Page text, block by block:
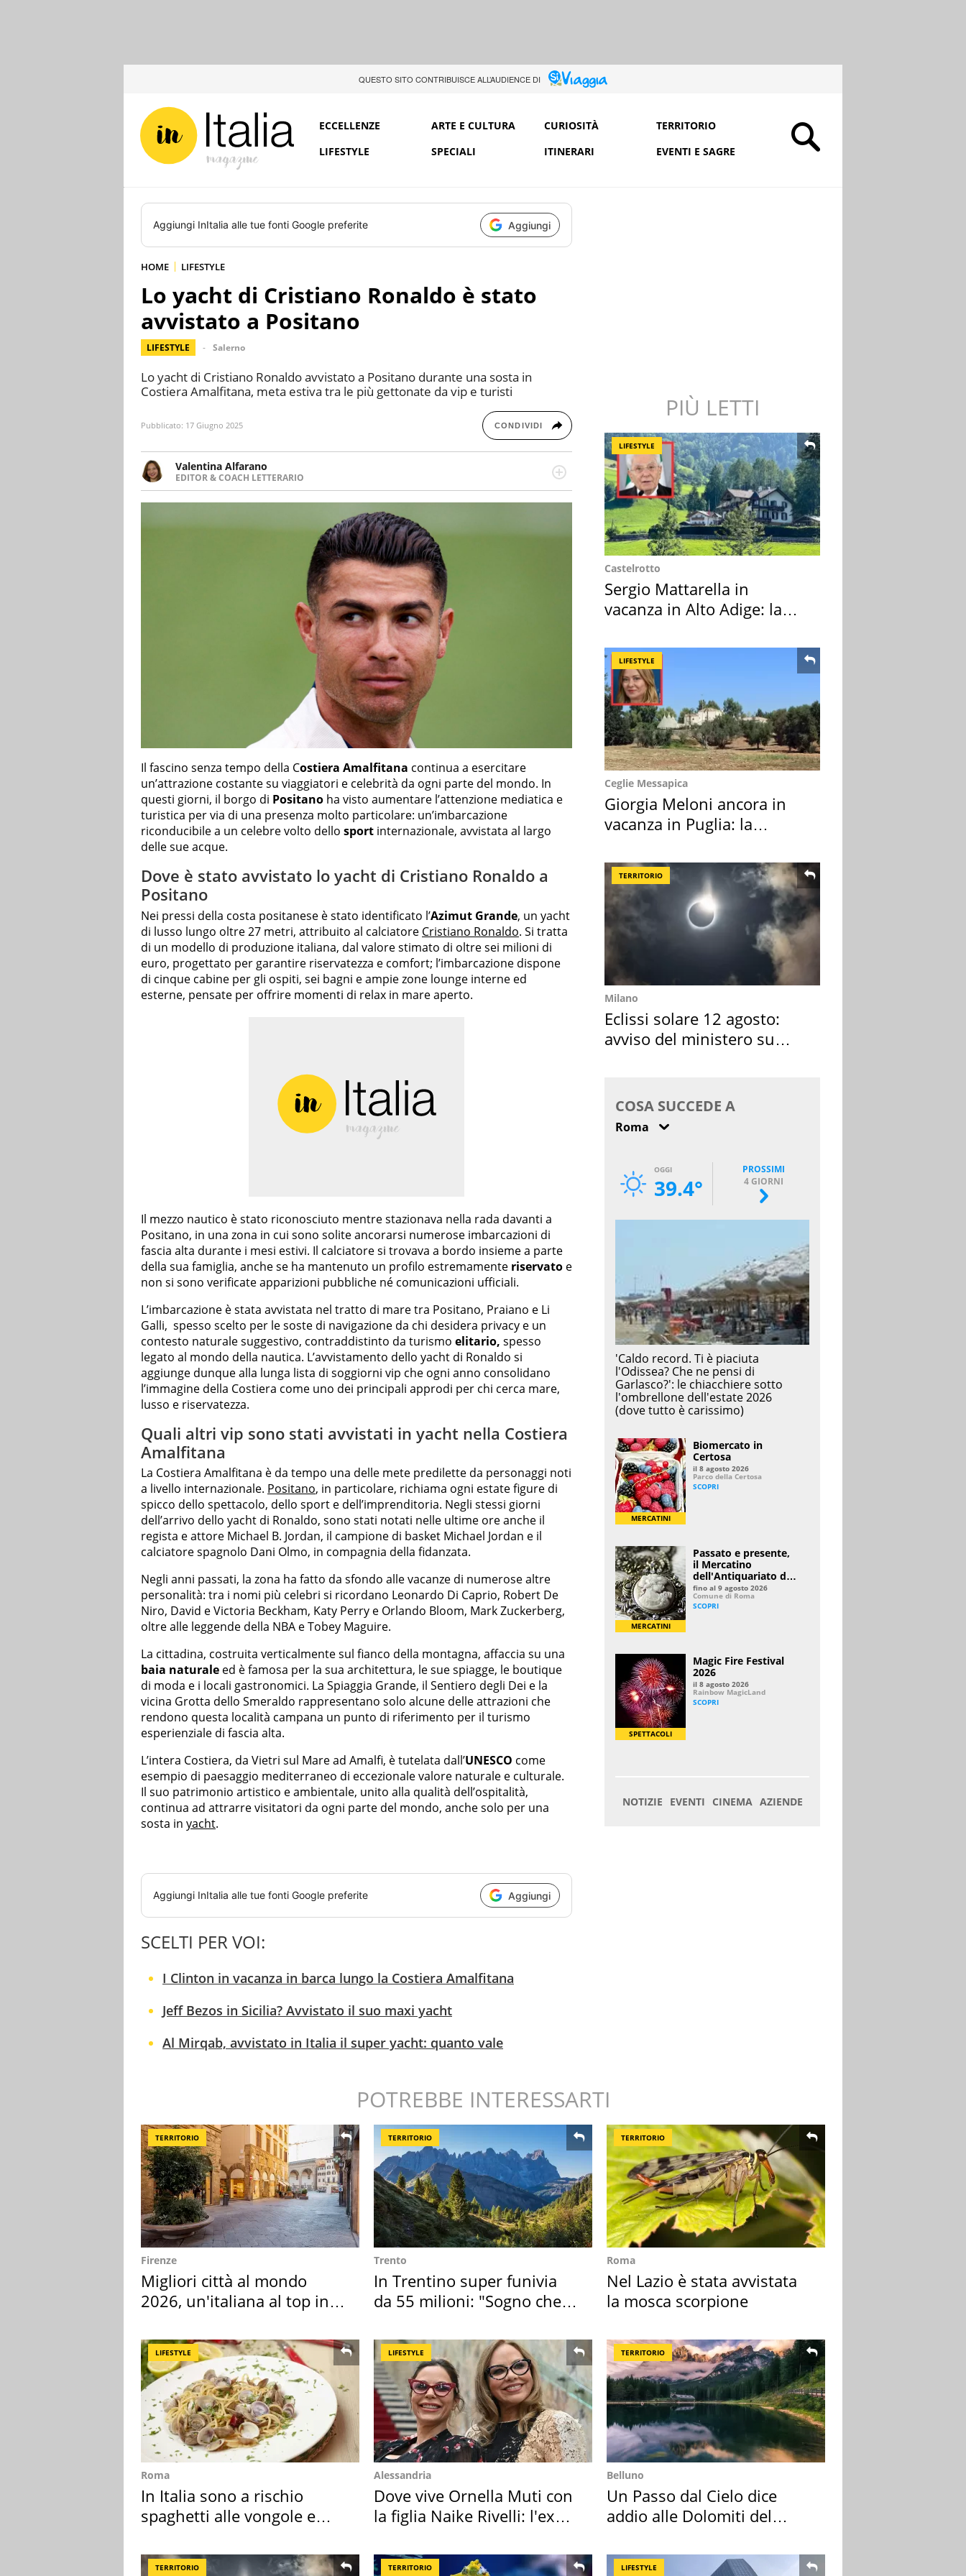
QUESTO SITO CONTRIBUISCE ALL’AUDIENCE DI
ECCELLENZE ARTE E CULTURA CURIOSITÀ
TERRITORIO
LIFESTYLE
SPECIALI ITINERARI EVENTI E SAGRE
Aggiungi InItalia alle tue fonti Google preferite Aggiungi
HOME LIFESTYLE
Lo yacht di Cristiano Ronaldo è stato
avvistato a Positano
LIFESTYLE Salerno
Lo yacht di Cristiano Ronaldo avvistato a Positano durante una sosta in
Costiera Amalfitana, meta estiva tra le più gettonate da vip e turisti
Pubblicato: 17 Giugno 2025 CONDIVIDI
Valentina Alfarano
EDITOR & COACH LETTERARIO
Lavorare con le storie è la mia missione! Specializzata in storytelling di viaggi,
lavoro come editor di narrativa e coach di scrittura creativa.
Il fascino senza tempo della Costiera Amalfitana continua a esercitare
un’attrazione costante su viaggiatori e celebrità da ogni parte del mondo. In
questi giorni, il borgo di Positano ha visto aumentare l’attenzione mediatica e
turistica per via di una presenza molto particolare: un’imbarcazione
riconducibile a un celebre volto dello sport internazionale, avvistata al largo
delle sue acque.
Dove è stato avvistato lo yacht di Cristiano Ronaldo a
Positano
Nei pressi della costa positanese è stato identificato l’Azimut Grande, un yacht
di lusso lungo oltre 27 metri, attribuito al calciatore Cristiano Ronaldo. Si tratta
di un modello di produzione italiana, dal valore stimato di oltre sei milioni di
euro, progettato per garantire riservatezza e comfort; l’imbarcazione dispone
di cinque cabine per gli ospiti, sei bagni e ampie zone lounge interne ed
esterne, pensate per offrire momenti di relax in mare aperto.
Il mezzo nautico è stato riconosciuto mentre stazionava nella rada davanti a
Positano, in una zona in cui sono solite ancorarsi numerose imbarcazioni di
fascia alta durante i mesi estivi. Il calciatore si trovava a bordo insieme a parte
della sua famiglia, anche se ha mantenuto un profilo estremamente riservato e
non si sono verificate apparizioni pubbliche né comunicazioni ufficiali.
L’imbarcazione è stata avvistata nel tratto di mare tra Positano, Praiano e Li
Galli, spesso scelto per le soste di navigazione da chi desidera privacy e un
contesto naturale suggestivo, contraddistinto da turismo elitario, spesso
legato al mondo della nautica. L’avvistamento dello yacht di Ronaldo si
aggiunge dunque alla lunga lista di soggiorni vip che ogni anno consolidano
l’immagine della Costiera come uno dei principali approdi per chi cerca mare,
lusso e riservatezza.
Quali altri vip sono stati avvistati in yacht nella Costiera
Amalfitana
La Costiera Amalfitana è da tempo una delle mete predilette da personaggi noti
a livello internazionale. Positano, in particolare, richiama ogni estate figure di
spicco dello spettacolo, dello sport e dell’imprenditoria. Negli stessi giorni
dell’arrivo dello yacht di Ronaldo, sono stati notati nelle ultime ore anche il
regista e attore Michael B. Jordan, il campione di basket Michael Jordan e il
calciatore spagnolo Dani Olmo, in compagnia della fidanzata.
Negli anni passati, la zona ha fatto da sfondo alle vacanze di numerose altre
personalità: tra i nomi più celebri si ricordano Leonardo Di Caprio, Robert De
Niro, David e Victoria Beckham, Katy Perry e Orlando Bloom, Mark Zuckerberg,
oltre alle leggende della NBA e Tobey Maguire.
La cittadina, costruita verticalmente sul fianco della montagna, affaccia su una
baia naturale ed è famosa per la sua architettura, le sue spiagge, le boutique
di moda e i locali gastronomici. La Spiaggia Grande, il Sentiero degli Dei e la
vicina Grotta dello Smeraldo rappresentano solo alcune delle attrazioni che
rendono questa località campana un punto di riferimento per il turismo
esperienziale di fascia alta.
L’intera Costiera, da Vietri sul Mare ad Amalfi, è tutelata dall’UNESCO come
esempio di paesaggio mediterraneo di eccezionale valore naturale e culturale.
Il suo patrimonio artistico e ambientale, unito alla qualità dell’ospitalità,
continua ad attrarre visitatori da ogni parte del mondo, anche solo per una
sosta in yacht.
Aggiungi InItalia alle tue fonti Google preferite Aggiungi
SCELTI PER VOI:
I Clinton in vacanza in barca lungo la Costiera Amalfitana
Jeff Bezos in Sicilia? Avvistato il suo maxi yacht
Al Mirqab, avvistato in Italia il super yacht: quanto vale
PIÙ LETTI
LIFESTYLE
Castelrotto
Sergio Mattarella in
vacanza in Alto Adige: la
LIFESTYLE
Ceglie Messapica
Giorgia Meloni ancora in
vacanza in Puglia: la
TERRITORIO
Milano
Eclissi solare 12 agosto:
avviso del ministero su
POTREBBE INTERESSARTI
TERRITORIO
Firenze
Migliori città al mondo
2026, un'italiana al top in
TERRITORIO
Trento
In Trentino super funivia
da 55 milioni: "Sogno che si
TERRITORIO
Roma
Nel Lazio è stata avvistata
la mosca scorpione
LIFESTYLE
Roma
In Italia sono a rischio
spaghetti alle vongole e
LIFESTYLE
Alessandria
Dove vive Ornella Muti con
la figlia Naike Rivelli: l'ex
TERRITORIO
Belluno
Un Passo dal Cielo dice
addio alle Dolomiti del
TERRITORIO TERRITORIO LIFESTYLE